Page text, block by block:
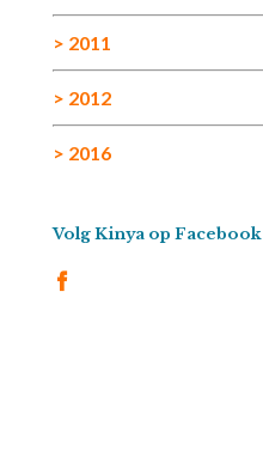
> 2011
> 2012
> 2016
Volg Kinya op Facebook